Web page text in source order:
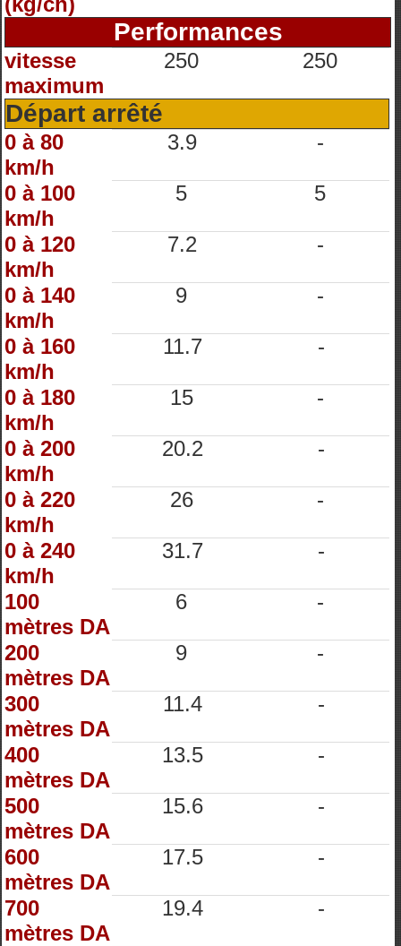
Performances
vitesse
maximum
250 250
Départ arrêté
0 à 80
km/h
3.9 -
0 à 100
km/h
5 5
0 à 120
km/h
7.2 -
0 à 140
km/h
9 -
0 à 160
km/h
11.7 -
0 à 180
km/h
15 -
0 à 200
km/h
20.2 -
0 à 220
km/h
26 -
0 à 240
km/h
31.7 -
100
mètres DA
6 -
200
mètres DA
9 -
300
mètres DA
11.4 -
400
mètres DA
13.5 -
500
mètres DA
15.6 -
600
mètres DA
17.5 -
700
mètres DA
19.4 -